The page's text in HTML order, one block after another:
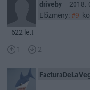
driveby
2018.
Előzmény: #9
622 lett
1 2